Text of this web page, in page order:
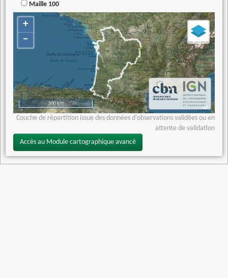
Maille 100
+
−
500 km
Couche de répartition issue des données d'observations validées ou en
attente de validation
Accès au Module cartographique avancé